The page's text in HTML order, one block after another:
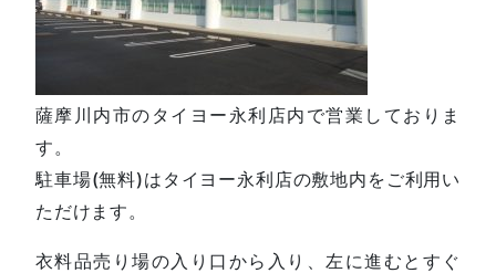
薩摩川内市のタイヨー永利店内で営業しておりま
す。
駐車場(無料)はタイヨー永利店の敷地内をご利用い
ただけます。
衣料品売り場の入り口から入り、左に進むとすぐ